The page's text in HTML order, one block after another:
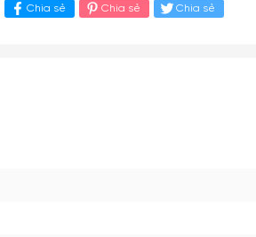
Chia sẻ Chia sẻ Chia sẻ